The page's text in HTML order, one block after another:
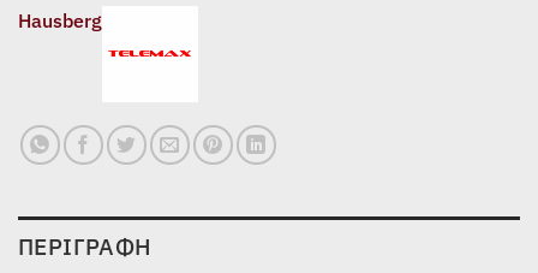
Hausberg
ΠΕΡΙΓΡΑΦΉ